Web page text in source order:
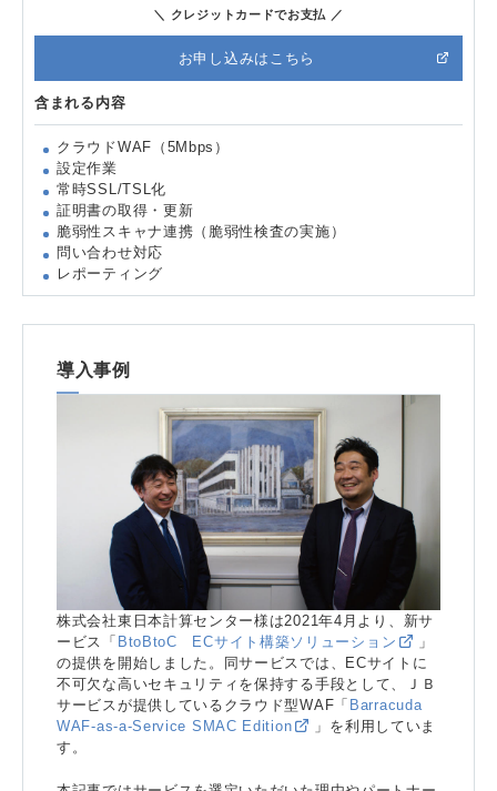
＼ クレジットカードでお支払 ／
お申し込みはこちら
含まれる内容
クラウドWAF（5Mbps）
設定作業
常時SSL/TSL化
証明書の取得・更新
脆弱性スキャナ連携（脆弱性検査の実施）
問い合わせ対応
レポーティング
導入事例
株式会社東日本計算センター様は2021年4月より、新サ
ービス「 BtoBtoC ECサイト構築ソリューション
」
の提供を開始しました。同サービスでは、ECサイトに
不可欠な高いセキュリティを保持する手段として、ＪＢ
サービスが提供しているクラウド型WAF「 Barracuda
WAF-as-a-Service SMAC Edition
」を利用していま
す。